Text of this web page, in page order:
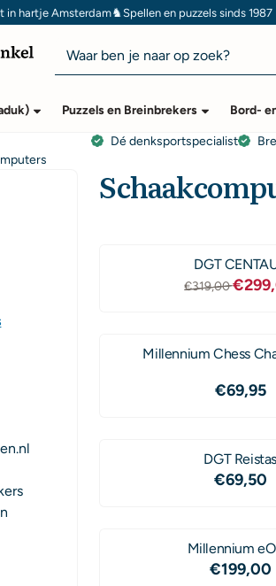
gesloten.
in hartje Amsterdam♞Spellen en puzzels sinds 1987
Zoeken
Puzzels en Breinbrekers Bord-
Dé denksportspecialist
DGT
Van
€319,00
Millennium Chess
Prijs:
€69,95
DGT Reistas
Prijs:
€69,50
Millennium
Prijs:
€199,00